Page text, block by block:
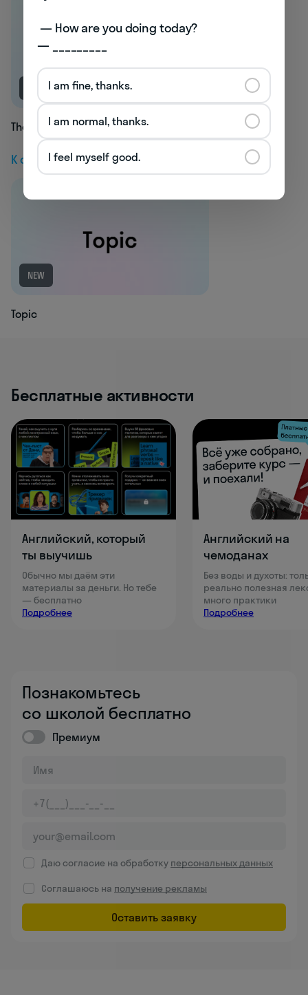
Thea
К следующей статье
NEW
Topic
Бесплатные активности
Английский, который
ты выучишь
Обычно мы даём эти
материалы за деньги. Но тебе
— бесплатно
Подробнее
Английский на
чемоданах
Без воды и духоты:
реально полезная
много практики
Подробнее
Познакомьтесь
со школой бесплатно
Премиум
Даю согласие на обработку персональных данных
Соглашаюсь на получение рекламы
Оставить заявку
— _________
I am fine, thanks.
I am normal, thanks.
I feel myself good.